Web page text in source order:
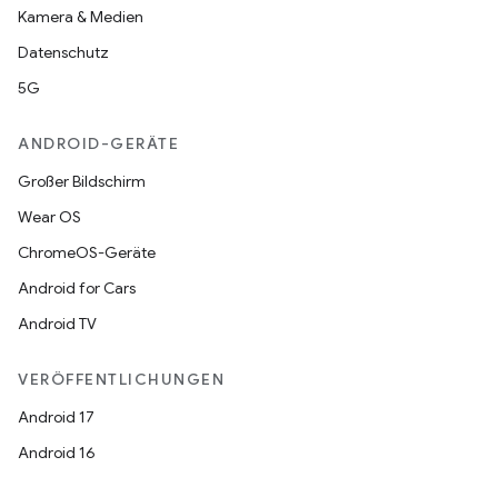
Kamera & Medien
Datenschutz
5G
ANDROID-GERÄTE
Großer Bildschirm
Wear OS
ChromeOS-Geräte
Android for Cars
Android TV
VERÖFFENTLICHUNGEN
Android 17
Android 16